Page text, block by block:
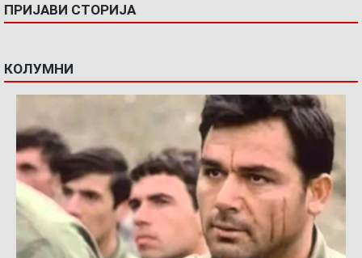
ПРИЈАВИ СТОРИЈА
КОЛУМНИ